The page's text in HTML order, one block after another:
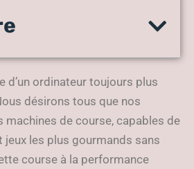
RAM avec
d’un ordinateur toujours plus
désirons tous que nos
machines de course, capables de
les plus gourmands sans
course à la performance